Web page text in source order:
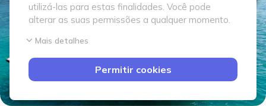
utilizá-las para estas finalidades. Você pode
alterar as suas permissões a qualquer momento.
Mais detalhes
Permitir cookies